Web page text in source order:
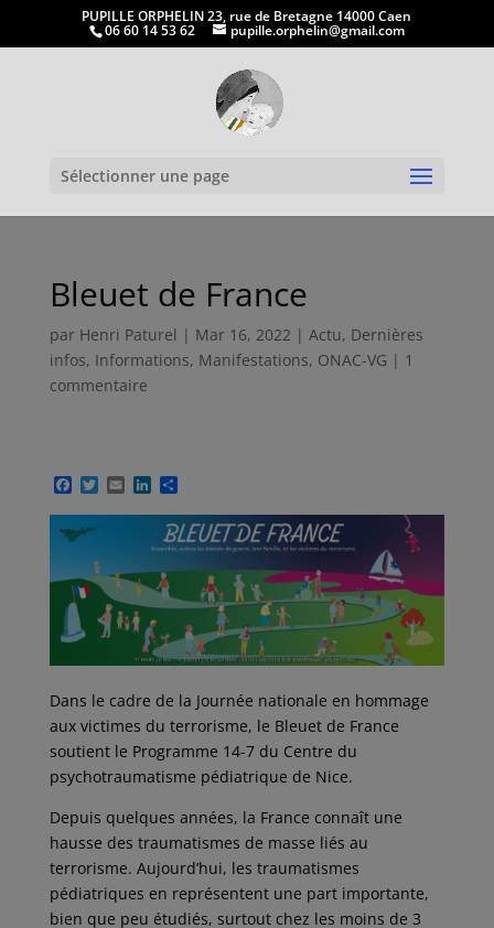
PUPILLE ORPHELIN 23, rue de Bretagne 14000 Caen
06 60 14 53 62 pupille.orphelin@gmail.com
Sélectionner une page
Bleuet de France
par Henri Paturel | Mar 16, 2022 | Actu, Dernières
infos, Informations, Manifestations, ONAC-VG | 1
commentaire
F
c
e
o
o
k
T
i
t
e
r
E
a
L
n
e
d
I
n
P
r
t
a
g
r
Dans le cadre de la Journée nationale en hommage
aux victimes du terrorisme, le Bleuet de France
soutient le Programme 14-7 du Centre du
psychotraumatisme pédiatrique de Nice.
Depuis quelques années, la France connaît une
hausse des traumatismes de masse liés au
terrorisme. Aujourd’hui, les traumatismes
pédiatriques en représentent une part importante,
bien que peu étudiés, surtout chez les moins de 3